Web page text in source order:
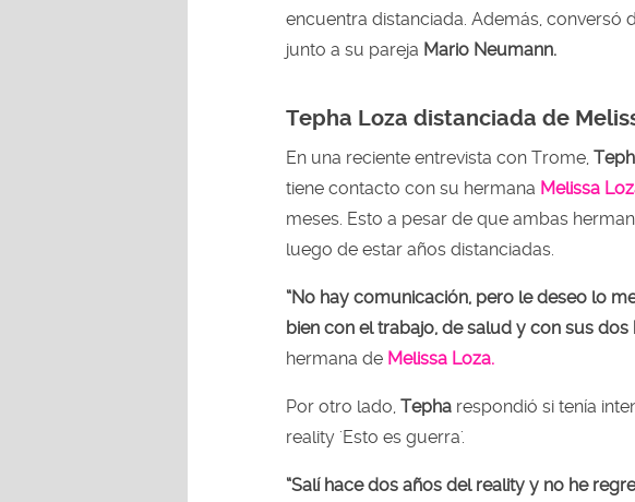
encuentra distanciada. Además, conversó
junto a su pareja Mario Neumann.
Tepha Loza distanciada de
En una reciente entrevista con Trome,
tiene contacto con su hermana Melissa
meses. Esto a pesar de que ambas
luego de estar años distanciadas.
“No hay comunicación, pero le deseo lo
bien con el trabajo, de salud y con sus dos
hermana de Melissa Loza.
Por otro lado, Tepha respondió si tenía
reality 'Esto es guerra'.
“Salí hace dos años del reality y no he